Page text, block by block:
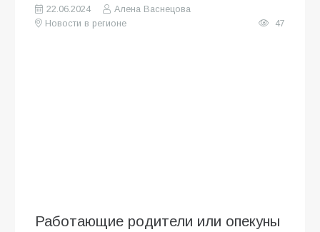
22.06.2024
Алена Васнецова
Новости в регионе
47
Работающие родители или опекуны